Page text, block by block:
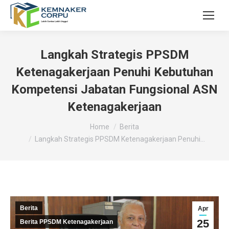
Langkah Strategis PPSDM
Ketenagakerjaan Penuhi Kebutuhan
Kompetensi Jabatan Fungsional ASN
Ketenagakerjaan
Home
Berita
Langkah Strategis PPSDM Ketenagakerjaan Penuhi…
Apr
25
Berita
Berita PPSDM Ketenagakerjaan